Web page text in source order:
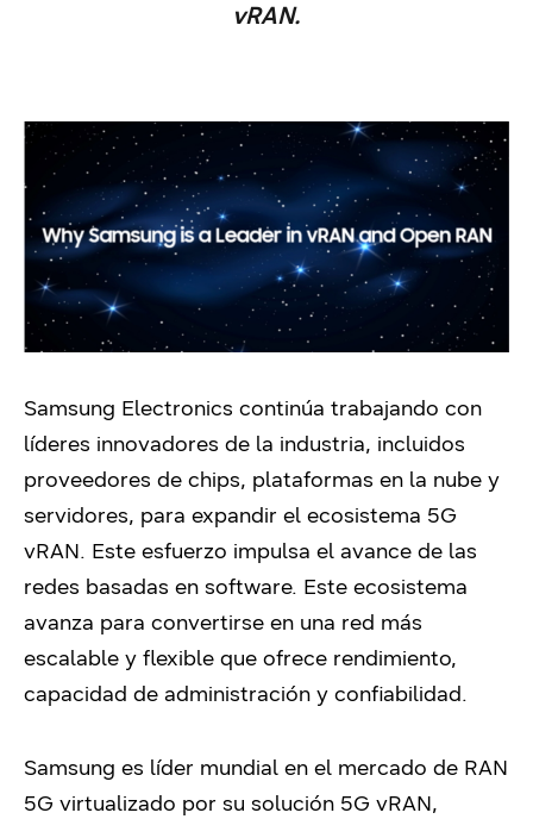
vRAN.
Samsung Electronics continúa trabajando con
líderes innovadores de la industria, incluidos
proveedores de chips, plataformas en la nube y
servidores, para expandir el ecosistema 5G
vRAN. Este esfuerzo impulsa el avance de las
redes basadas en software. Este ecosistema
avanza para convertirse en una red más
escalable y flexible que ofrece rendimiento,
capacidad de administración y confiabilidad.
Samsung es líder mundial en el mercado de RAN
5G virtualizado por su solución 5G vRAN,